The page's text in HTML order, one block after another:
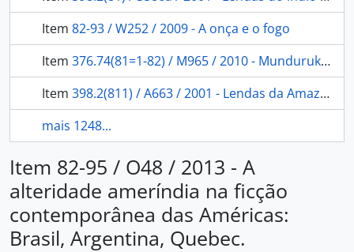
Item 82-93 / W252 / 2009 - A onça e o fogo
Item 376.74(81=1-82) / M965 / 2010 - Mundurukando
Item 398.2(811) / A663 / 2001 - Lendas da Amazônia
mais 1248...
Item 82-95 / O48 / 2013 - A
alteridade ameríndia na ficção
contemporânea das Américas:
Brasil, Argentina, Quebec.